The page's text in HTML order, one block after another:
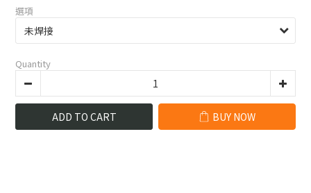
選項
Quantity
ADD TO CART BUY NOW